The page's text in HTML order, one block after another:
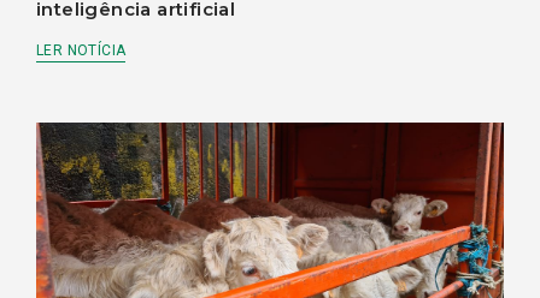
inteligência artificial
LER NOTÍCIA